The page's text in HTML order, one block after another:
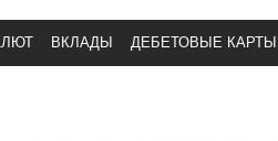
ВКЛАДЫ ДЕБЕТОВЫЕ КАРТЫ